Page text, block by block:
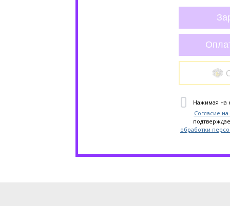
Нажимая на
Согласие
обработки